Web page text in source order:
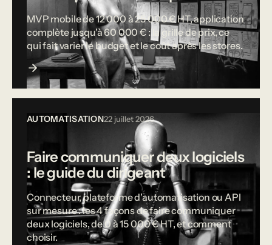
MVP mobile de 12 000 à 25 000 € HT, application
complète jusqu'à 60 000 € : la grille de prix, ce
qui fait varier le budget et le coût après les stores.
AUTOMATISATION22 juillet 2026
Faire communiquer deux logiciels
: le guide du dirigeant
Connecteur, plateforme d'automatisation ou API
sur mesure : les 4 façons de faire communiquer
deux logiciels, de 0 à 15 000 € HT, et comment
choisir.